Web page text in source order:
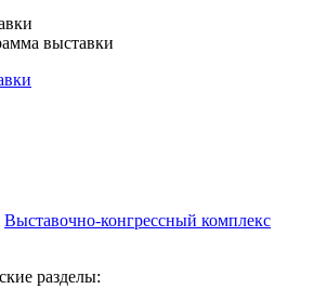
выставки
Выставочно-конгрессный комплекс
разделы: